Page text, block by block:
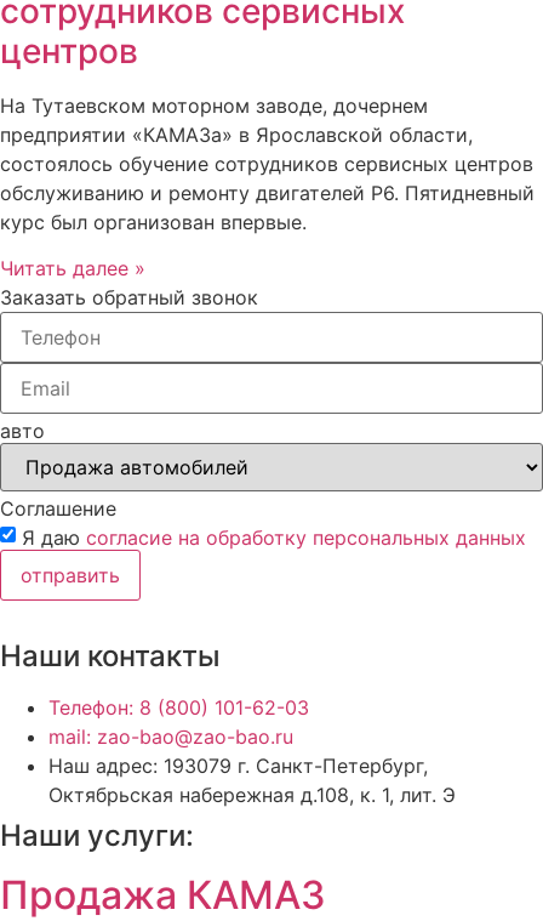
сотрудников сервисных
центров
На Тутаевском моторном заводе, дочернем
предприятии «КАМАЗа» в Ярославской области,
состоялось обучение сотрудников сервисных центров
обслуживанию и ремонту двигателей Р6. Пятидневный
курс был организован впервые.
Читать далее »
Заказать обратный звонок
авто
Соглашение
Я даю согласие на обработку персональных данных
отправить
Наши контакты
Телефон: 8 (800) 101-62-03
mail: zao-bao@zao-bao.ru
Наш адрес: 193079 г. Санкт-Петербург,
Октябрьская набережная д.108, к. 1, лит. Э
Наши услуги:
Продажа КАМАЗ